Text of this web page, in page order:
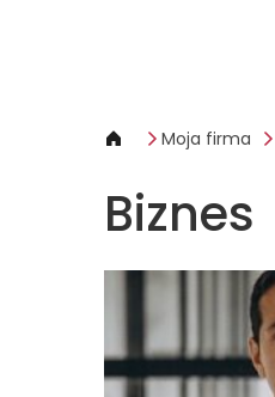
Moja firma
Biznes